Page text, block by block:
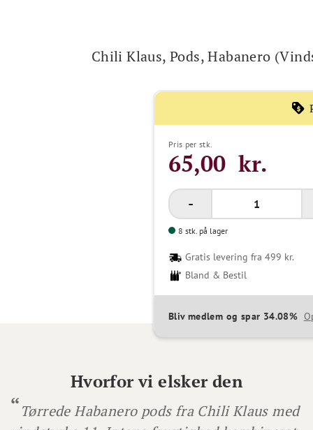
Chili Klaus, Pods, Habanero
Pris per stk.
65,00 kr.
Gratis levering fra 499 kr.
Bland & Bestil
8 stk. på lager
Bliv medlem og spar 34.08%
Hvorfor vi elsker den
Tørrede Habanero pods fra Chili Klaus med